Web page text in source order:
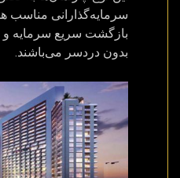
سرمایه‌گذارانی مناسب
بازگشت سریع سرمایه و
بدون دردسر می‌باشند.